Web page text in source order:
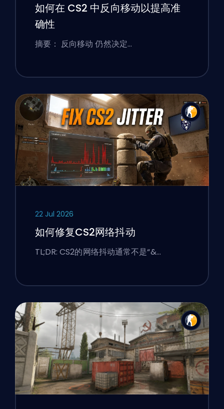
如何在 CS2 中反向移动以提高准
确性
摘要： 反向移动 仍然决定…
22 Jul 2026
如何修复CS2网络抖动
TL;DR: CS2的网络抖动通常不是“&…